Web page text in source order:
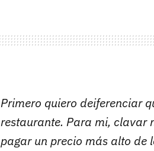
Primero quiero deiferenciar
restaurante. Para mi, clavar
pagar un precio más alto de